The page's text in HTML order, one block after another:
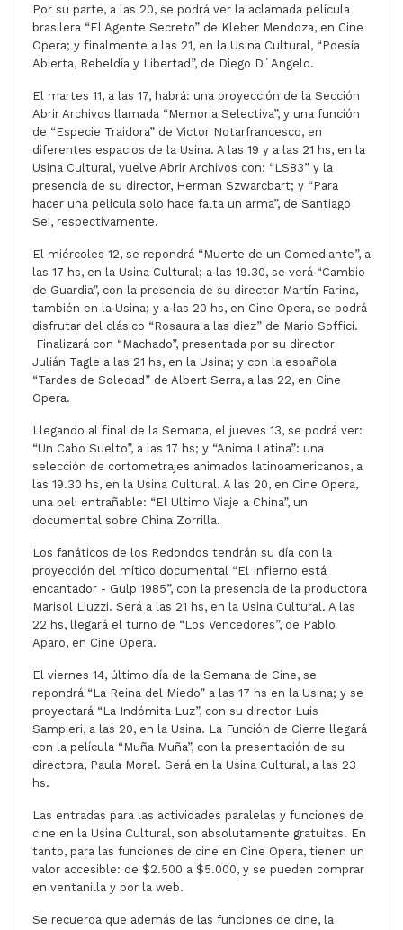
Por su parte, a las 20, se podrá ver la aclamada película
brasilera “El Agente Secreto” de Kleber Mendoza, en Cine
Opera; y finalmente a las 21, en la Usina Cultural, “Poesía
Abierta, Rebeldía y Libertad”, de Diego D´Angelo.
El martes 11, a las 17, habrá: una proyección de la Sección
Abrir Archivos llamada “Memoria Selectiva”, y una función
de “Especie Traidora” de Victor Notarfrancesco, en
diferentes espacios de la Usina. A las 19 y a las 21 hs, en la
Usina Cultural, vuelve Abrir Archivos con: “LS83” y la
presencia de su director, Herman Szwarcbart; y “Para
hacer una película solo hace falta un arma”, de Santiago
Sei, respectivamente.
El miércoles 12, se repondrá “Muerte de un Comediante”, a
las 17 hs, en la Usina Cultural; a las 19.30, se verá “Cambio
de Guardia”, con la presencia de su director Martín Farina,
también en la Usina; y a las 20 hs, en Cine Opera, se podrá
disfrutar del clásico “Rosaura a las diez” de Mario Soffici.
Finalizará con “Machado”, presentada por su director
Julián Tagle a las 21 hs, en la Usina; y con la española
“Tardes de Soledad” de Albert Serra, a las 22, en Cine
Opera.
Llegando al final de la Semana, el jueves 13, se podrá ver:
“Un Cabo Suelto”, a las 17 hs; y “Anima Latina”: una
selección de cortometrajes animados latinoamericanos, a
las 19.30 hs, en la Usina Cultural. A las 20, en Cine Opera,
una peli entrañable: “El Ultimo Viaje a China”, un
documental sobre China Zorrilla.
Los fanáticos de los Redondos tendrán su día con la
proyección del mítico documental “El Infierno está
encantador - Gulp 1985”, con la presencia de la productora
Marisol Liuzzi. Será a las 21 hs, en la Usina Cultural. A las
22 hs, llegará el turno de “Los Vencedores”, de Pablo
Aparo, en Cine Opera.
El viernes 14, último día de la Semana de Cine, se
repondrá “La Reina del Miedo” a las 17 hs en la Usina; y se
proyectará “La Indómita Luz”, con su director Luis
Sampieri, a las 20, en la Usina. La Función de Cierre llegará
con la película “Muña Muña”, con la presentación de su
directora, Paula Morel. Será en la Usina Cultural, a las 23
hs.
Las entradas para las actividades paralelas y funciones de
cine en la Usina Cultural, son absolutamente gratuitas. En
tanto, para las funciones de cine en Cine Opera, tienen un
valor accesible: de $2.500 a $5.000, y se pueden comprar
en ventanilla y por la web.
Se recuerda que además de las funciones de cine, la